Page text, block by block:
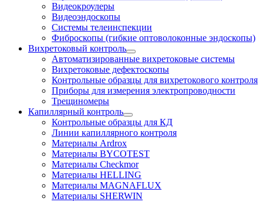
Видеокроулеры
Видеоэндоскопы
Системы телеинспекции
Фиброскопы (гибкие оптоволоконные эндоскопы)
Вихретоковый контроль
Автоматизированные вихретоковые системы
Вихретоковые дефектоскопы
Контрольные образцы для вихретокового контроля
Приборы для измерения электропроводности
Трещиномеры
Капиллярный контроль
Контрольные образцы для КД
Линии капиллярного контроля
Материалы Ardrox
Материалы BYCOTEST
Материалы Checkmor
Материалы HELLING
Материалы MAGNAFLUX
Материалы SHERWIN